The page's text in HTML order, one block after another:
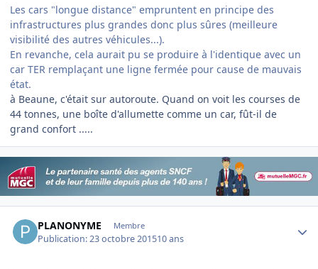
Les cars "longue distance" empruntent en principe des
infrastructures plus grandes donc plus sûres (meilleure
visibilité des autres véhicules...).
En revanche, cela aurait pu se produire à l'identique avec un
car TER remplaçant une ligne fermée pour cause de mauvais
état.
à Beaune, c'était sur autoroute. Quand on voit les courses de
44 tonnes, une boîte d'allumette comme un car, fût-il de
grand confort .....
PLANONYME Membre
Publication:23 octobre 201510 ans